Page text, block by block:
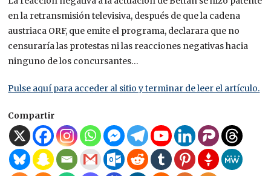
en la retransmisión televisiva, después de que la cadena
austriaca ORF, que emite el programa, declarara que no
censuraría las protestas ni las reacciones negativas hacia
ninguno de los concursantes…
Pulse aquí para acceder al sitio y terminar de leer el artículo.
Compartir